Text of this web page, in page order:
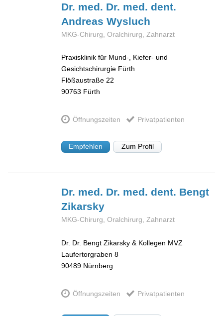
Dr. med. Dr. med. dent.
AndreasWysluch
MKG-Chirurg, Oralchirurg, Zahnarzt
Praxisklinik für Mund-, Kiefer- und
Gesichtschirurgie Fürth
Flößaustraße 22
90763 Fürth
Öffnungszeiten Privatpatienten
Empfehlen Zum Profil
Dr. med. Dr. med. dent. Bengt
Zikarsky
MKG-Chirurg, Oralchirurg, Zahnarzt
Dr. Dr. Bengt Zikarsky & Kollegen MVZ
Laufertorgraben 8
90489 Nürnberg
Öffnungszeiten Privatpatienten